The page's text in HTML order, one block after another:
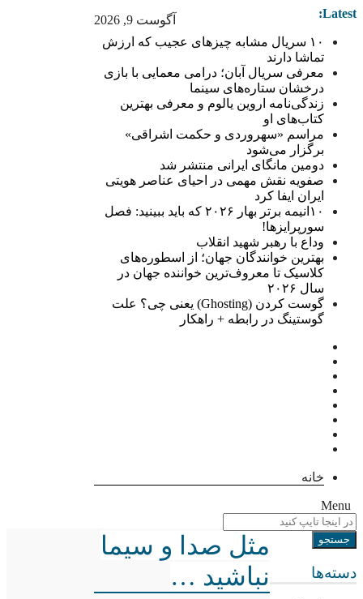
آگوست 9, 2026 Latest:
۱۰ سریال مشابه چیزهای عجیب که ارزش
تماشا دارند
معرفی سریال آبان؛ درامی معمایی با بازی
درخشان ستاره‌های سینما
زندگی‌نامه اروین یالوم و معرفی بهترین
کتاب‌های او
مراسم «سهروردی و حکمت اشراقی»
برگزار می‌شود
دومین مانگای ایرانی منتشر شد
صفویه نقش مهمی در احیای عناصر هویتی
ایران ایفا کرد
۱۰انیمه برتر بهار ۲۰۲۶ که باید ببینید: فصل
سورپرایزها!
وداع با رهبر شهید انقلاب
بهترین خوانندگان جهان؛ از اسطوره‌های
کلاسیک تا معروف‌ترین خواننده جهان در
سال ۲۰۲۶
گوست کردن (Ghosting) یعنی چی؟ علت
گوستینگ در رابطه + راهکار
خانه
Menu
دسته‌ها
مثل صدا و سیما
نباشید …